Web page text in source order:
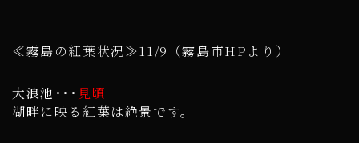
≪霧島の紅葉状況≫11/9（霧島市HPより）
大浪池･･･ 見頃
湖畔に映る紅葉は絶景です。